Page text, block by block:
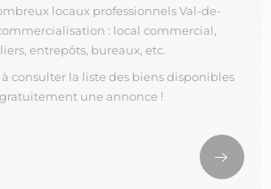
locaux professionnels Val-de-
: local commercial,
entrepôts, bureaux, etc.
consulter la liste des biens disponibles
une annonce !